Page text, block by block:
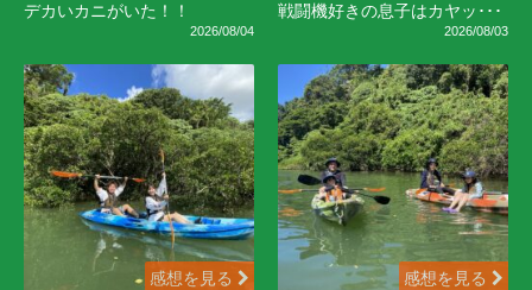
デカいカニがいた！！
2026/08/04
戦闘機好きの息子はカヤッ･･･
2026/08/03
感想を見る
感想を見る